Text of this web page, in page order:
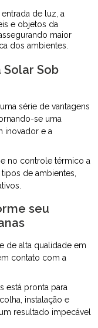
e objetos da
maior
dos ambientes.
Sob
série de vantagens
se uma
inovador e a
no controle térmico a
de ambientes,
seu
de alta qualidade em
contato com a
está pronta para
instalação e
resultado impecável